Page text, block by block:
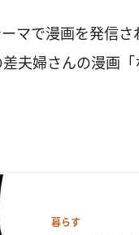
マで漫画を発信
夫婦さんの漫画
暮らす